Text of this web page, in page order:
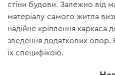
стіни будови. Залежно від
матеріалу самого житла
надійне кріплення каркаса
зведення додаткових
їх специфікою.